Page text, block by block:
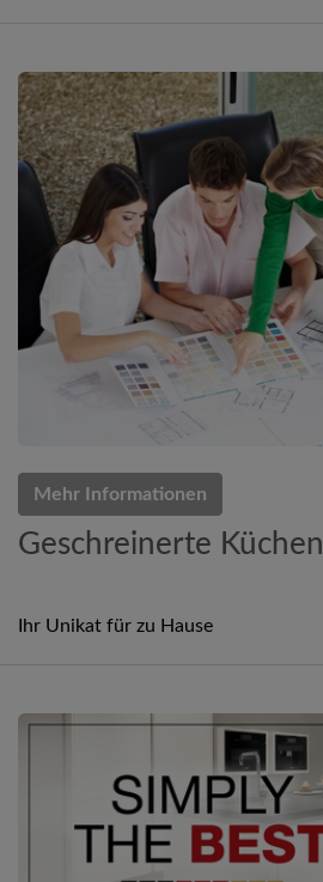
Mehr Informationen
Geschreinerte Küchen
Ihr Unikat für zu Hause